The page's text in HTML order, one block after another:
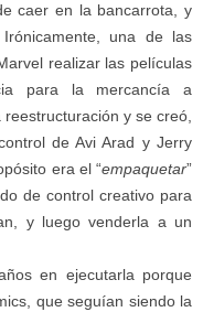
caer en la bancarrota, y
una de las
realizar las películas
para la mercancía a
y se creó,
de Avi Arad y Jerry
era el “empaquetar”
de control creativo para
y luego venderla a un
en ejecutarla porque
que seguían siendo la